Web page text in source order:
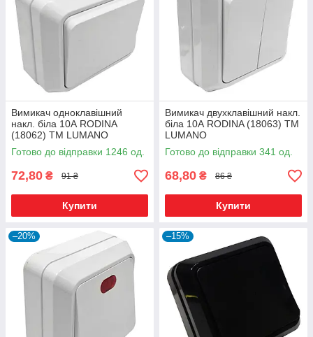
Вимикач одноклавішний
накл. біла 10А RODINA
(18062) ТМ LUMANO
Готово до відправки 1246 од.
72,80 ₴ 91 ₴
Купити
Вимикач двухклавішний накл.
біла 10А RODINA (18063) ТМ
LUMANO
Готово до відправки 341 од.
68,80 ₴ 86 ₴
Купити
–20% –15%